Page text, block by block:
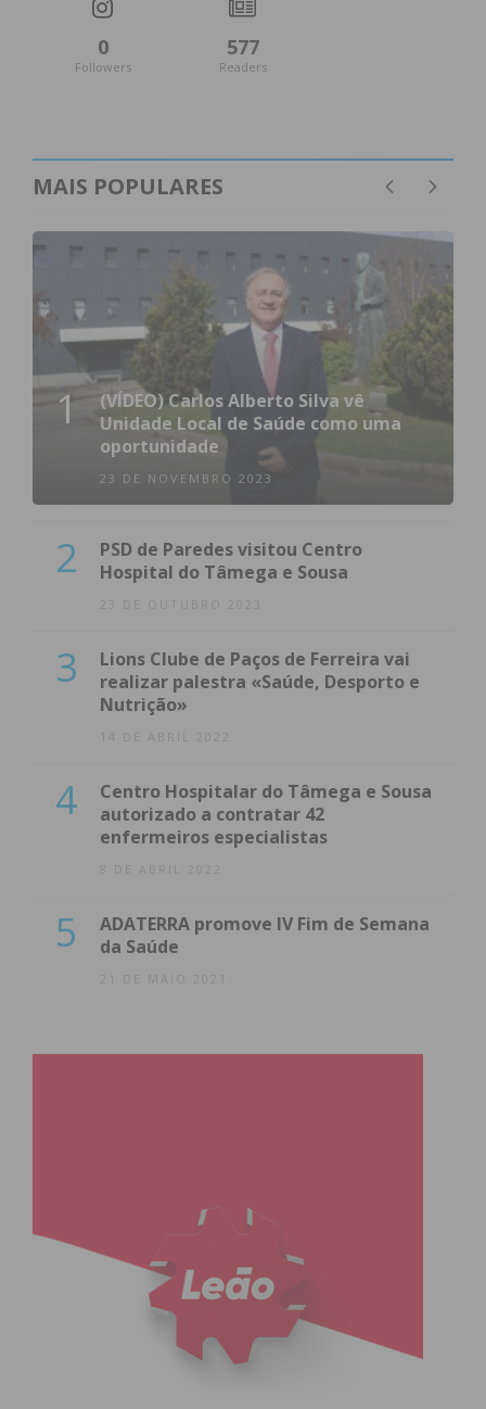
0
Followers
577
Readers
MAIS POPULARES
1
(VÍDEO) Carlos Alberto Silva vê
Unidade Local de Saúde como uma
oportunidade
23 DE NOVEMBRO 2023
2
PSD de Paredes visitou Centro
Hospital do Tâmega e Sousa
23 DE OUTUBRO 2023
3
Lions Clube de Paços de Ferreira vai
realizar palestra «Saúde, Desporto e
Nutrição»
14 DE ABRIL 2022
4
Centro Hospitalar do Tâmega e Sousa
autorizado a contratar 42
enfermeiros especialistas
8 DE ABRIL 2022
5
ADATERRA promove IV Fim de Semana
da Saúde
21 DE MAIO 2021